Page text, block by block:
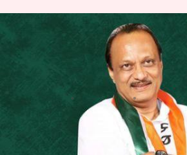
सिंचाई घोटाले से जुड़े
सरकार बोली- अजित
कोई मामला नहीं
Nov 25, 2019 05:00 pm